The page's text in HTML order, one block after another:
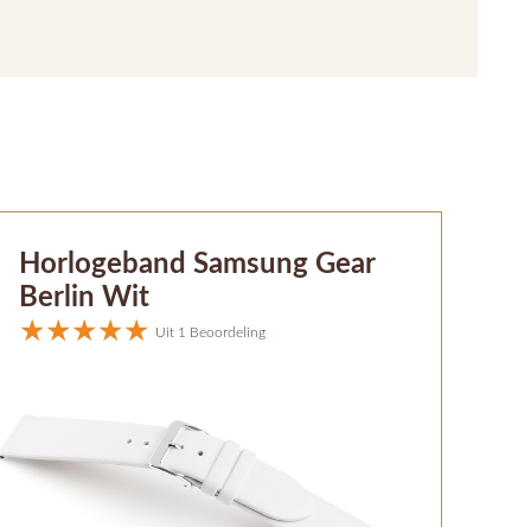
Horlogeband Samsung Gear
Berlin Wit
Uit 1 Beoordeling